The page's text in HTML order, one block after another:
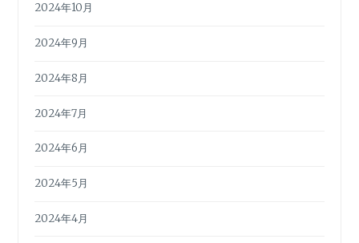
2024年10月
2024年9月
2024年8月
2024年7月
2024年6月
2024年5月
2024年4月